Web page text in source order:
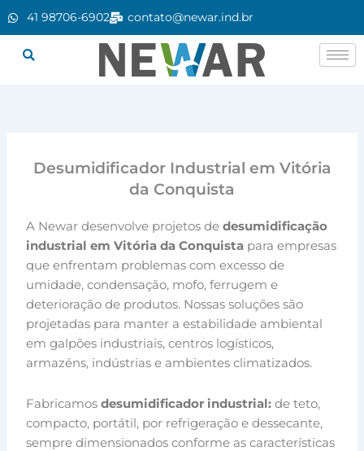
41 98706-6902 contato@newar.ind.br
Desumidificador Industrial em Vitória
da Conquista
A Newar desenvolve projetos dedesumidificação
industrial em Vitória da Conquista para empresas
que enfrentam problemas com excesso de
umidade, condensação, mofo, ferrugem e
deterioração de produtos. Nossas soluções são
projetadas para manter a estabilidade ambiental
em galpões industriais, centros logísticos,
armazéns, indústrias e ambientes climatizados.
Fabricamosdesumidificador industrial:de teto,
compacto, portátil, por refrigeração e dessecante,
sempre dimensionados conforme as características